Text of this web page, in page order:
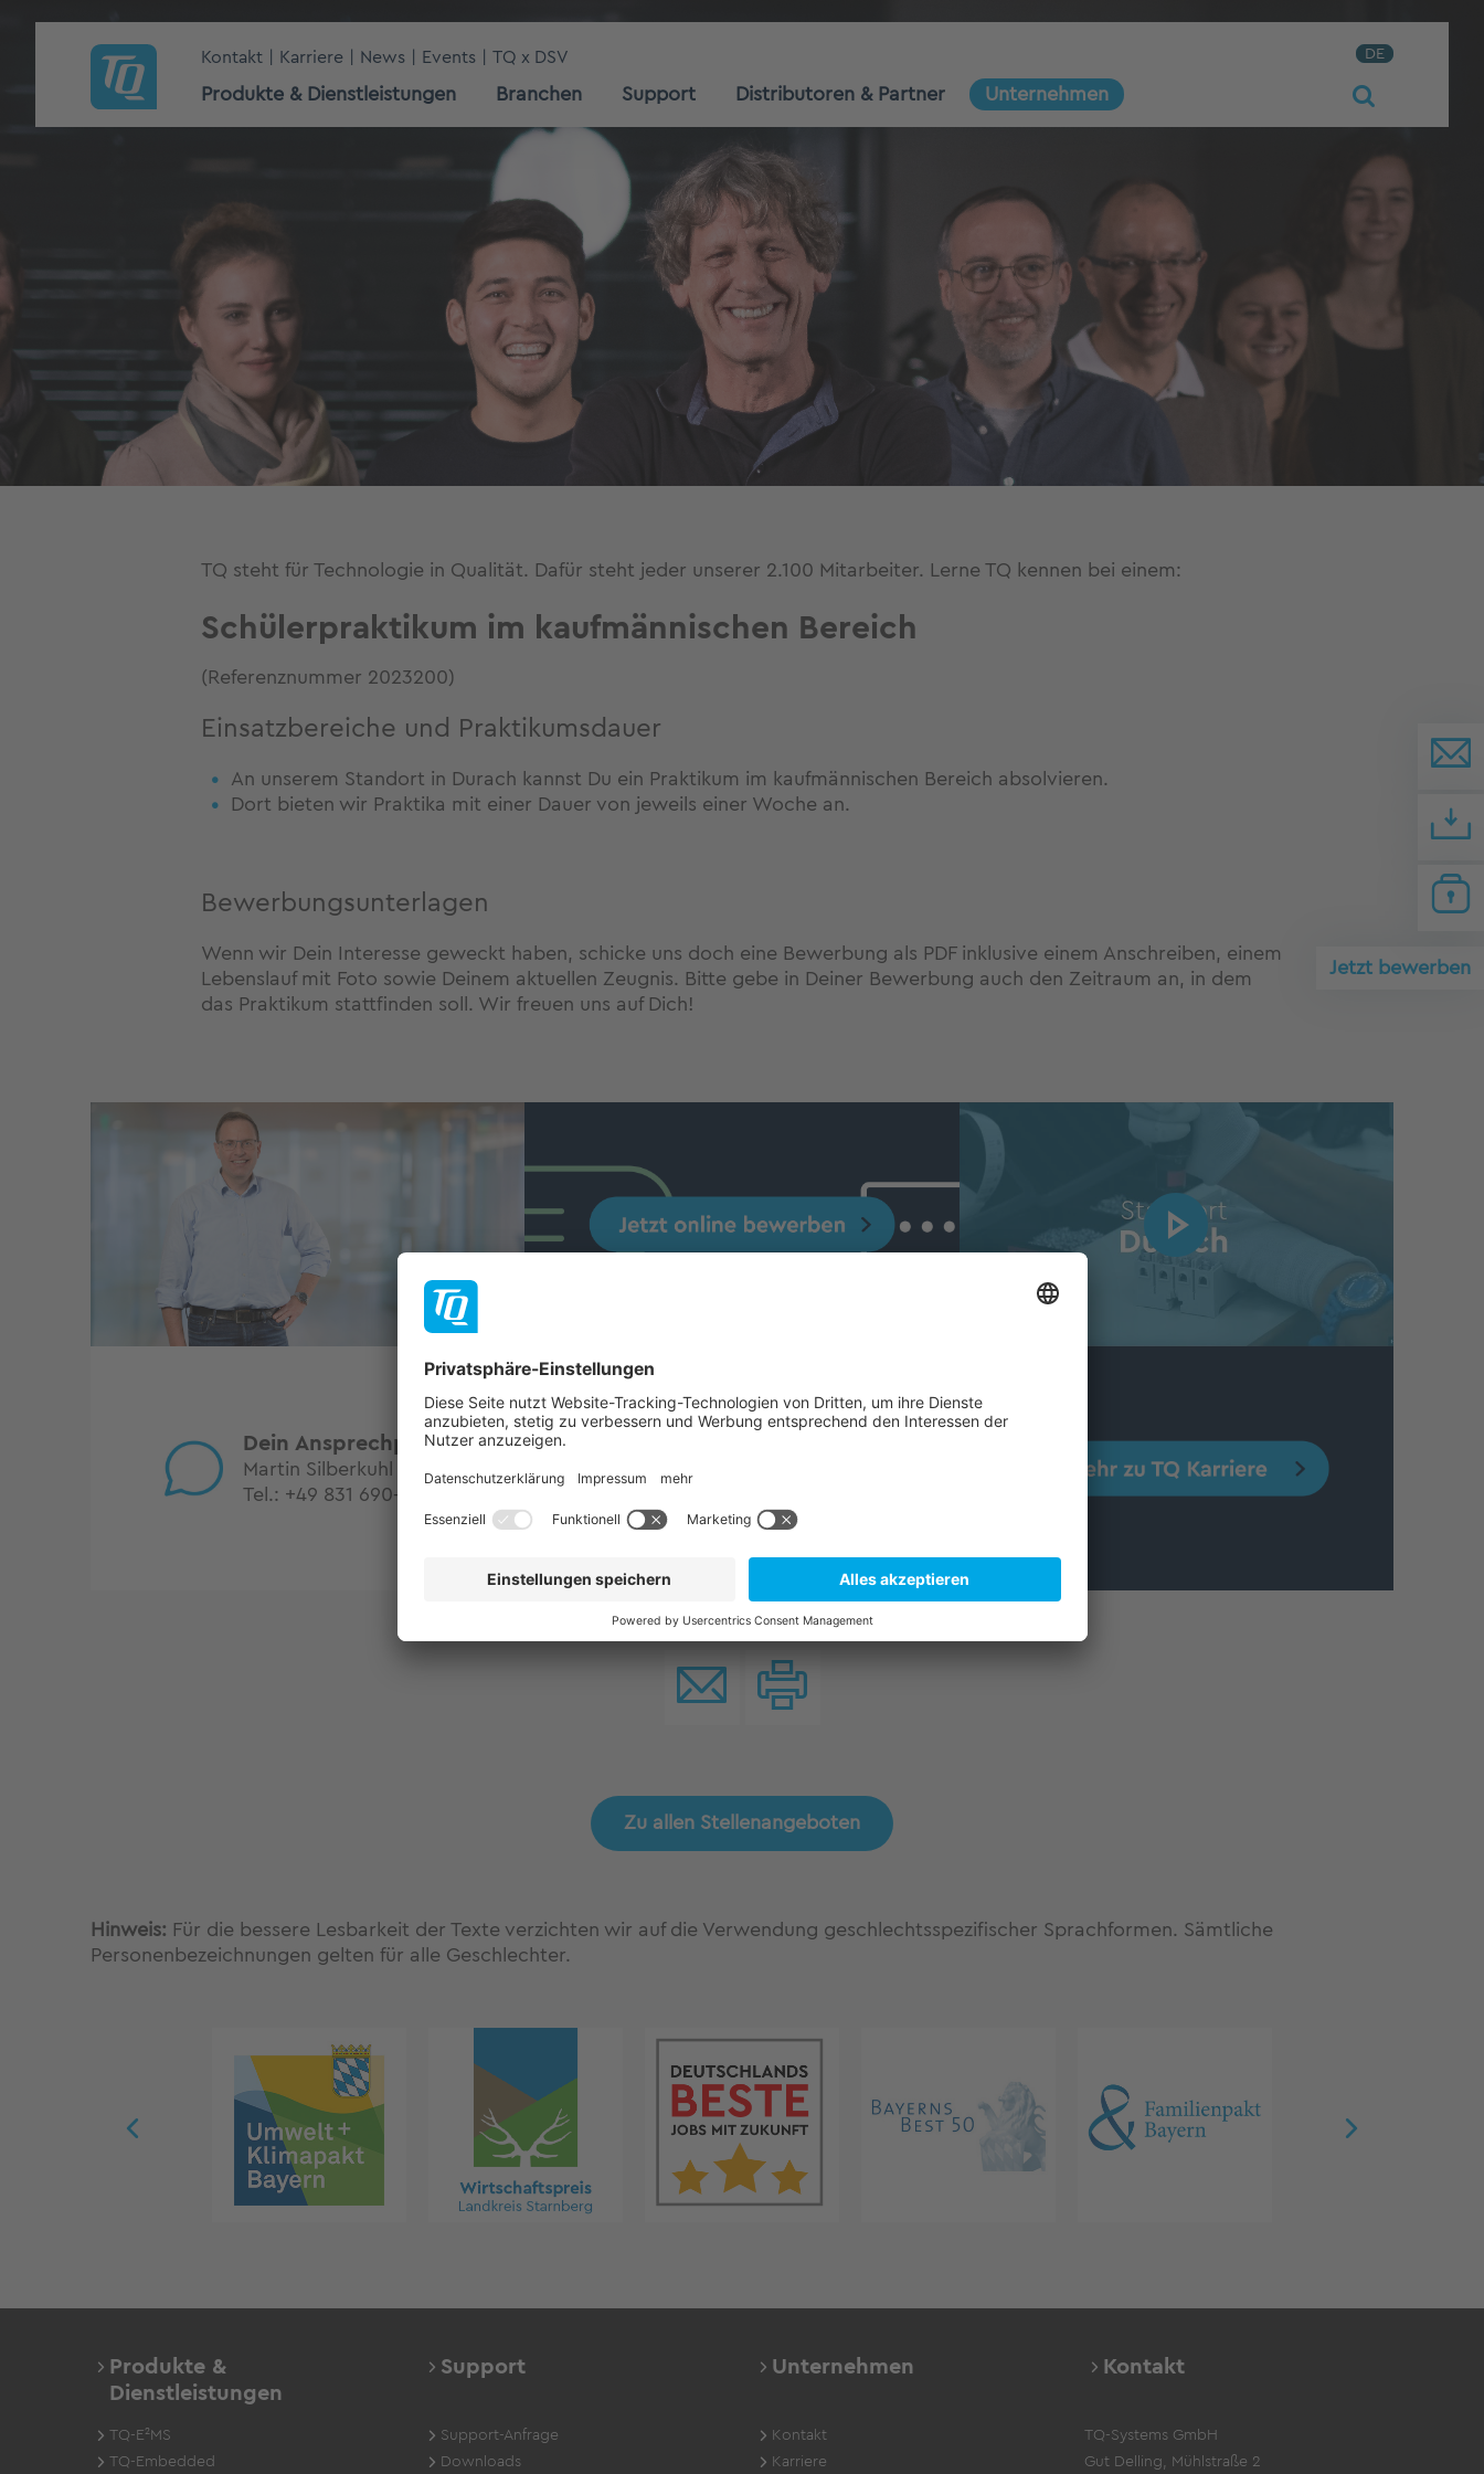
Kontakt Karriere News Events TQ x DSV DE
Produkte & Dienstleistungen Branchen Support Distributoren & Partner Unternehmen
TQ steht für Technologie in Qualität. Dafür steht jeder unserer 2.100 Mitarbeiter. Lerne TQ kennen bei einem:
Schülerpraktikum im kaufmännischen Bereich
(Referenznummer 2023200)
Einsatzbereiche und Praktikumsdauer
An unserem Standort in Durach kannst Du ein Praktikum im kaufmännischen Bereich absolvieren.
Dort bieten wir Praktika mit einer Dauer von jeweils einer Woche an.
Bewerbungsunterlagen
Wenn wir Dein Interesse geweckt haben, schicke uns doch eine Bewerbung als PDF inklusive einem Anschreiben, einem
Lebenslauf mit Foto sowie Deinem aktuellen Zeugnis. Bitte gebe in Deiner Bewerbung auch den Zeitraum an, in dem
das Praktikum stattfinden soll. Wir freuen uns auf Dich!
Dein Ansprechpartner
Martin Silberkuhl
Tel.: +49 831 690-375
Zu allen Stellenangeboten
Hinweis: Für die bessere Lesbarkeit der Texte verzichten wir auf die Verwendung geschlechtsspezifischer Sprachformen. Sämtliche
Personenbezeichnungen gelten für alle Geschlechter.
Produkte &
Dienstleistungen
TQ-E²MS
TQ-Embedded
Support
Support-Anfrage
Downloads
Unternehmen
Kontakt
Karriere
Kontakt
TQ-Systems GmbH
Gut Delling, Mühlstraße 2
Jetzt bewerben